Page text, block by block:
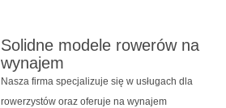
Solidne modele rowerów na
wynajem
Nasza firma specjalizuje się w usługach dla
rowerzystów oraz oferuje na wynajem